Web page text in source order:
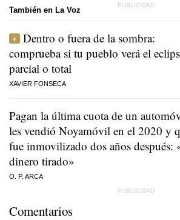
También en La Voz
Dentro o fuera de la sombra:
comprueba si tu pueblo verá el
parcial o total
XAVIER FONSECA
Pagan la última cuota de un
les vendió Noyamóvil en el 2020 y
fue inmovilizado dos años después:
dinero tirado»
O. P. ARCA
Comentarios